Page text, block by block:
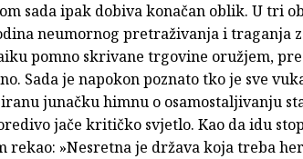
sada ipak dobiva konačan oblik. U tri
neumornog pretraživanja i traganja
pomno skrivane trgovine oružjem,
Sada je napokon poznato tko je sve
junačku himnu o osamostaljivanju
jače kritičko svjetlo. Kao da idu
rekao: »Nesretna je država koja treba